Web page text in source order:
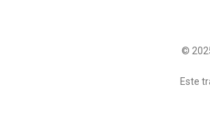
©
Este